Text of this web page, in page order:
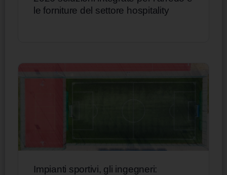
le forniture del settore hospitality
Impianti sportivi, gli ingegneri: